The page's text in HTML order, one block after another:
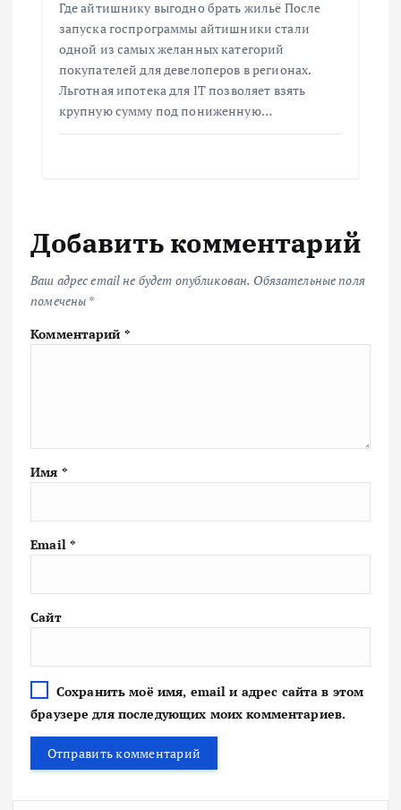
Где айтишнику выгодно брать жильё После
запуска госпрограммы айтишники стали
одной из самых желанных категорий
покупателей для девелоперов в регионах.
Льготная ипотека для IT позволяет взять
крупную сумму под пониженную…
Добавить комментарий
Ваш адрес email не будет опубликован. Обязательные поля
помечены *
Комментарий *
Имя *
Email *
Сайт
Сохранить моё имя, email и адрес сайта в этом
браузере для последующих моих комментариев.